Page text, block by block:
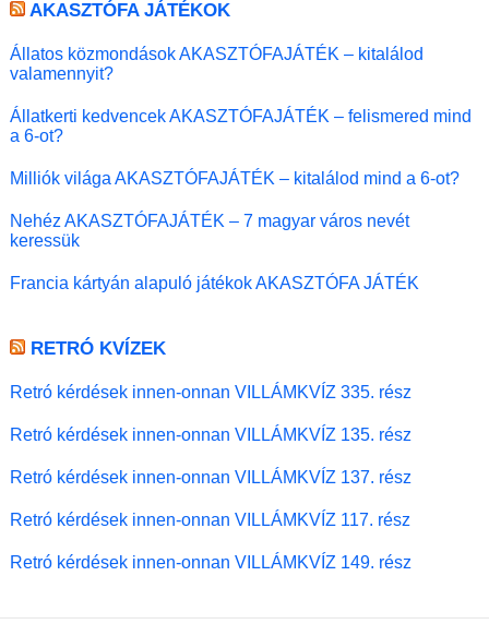
AKASZTÓFA JÁTÉKOK
Állatos közmondások AKASZTÓFAJÁTÉK – kitalálod
valamennyit?
Állatkerti kedvencek AKASZTÓFAJÁTÉK – felismered mind
a 6-ot?
Milliók világa AKASZTÓFAJÁTÉK – kitalálod mind a 6-ot?
Nehéz AKASZTÓFAJÁTÉK – 7 magyar város nevét
keressük
Francia kártyán alapuló játékok AKASZTÓFA JÁTÉK
RETRÓ KVÍZEK
Retró kérdések innen-onnan VILLÁMKVÍZ 335. rész
Retró kérdések innen-onnan VILLÁMKVÍZ 135. rész
Retró kérdések innen-onnan VILLÁMKVÍZ 137. rész
Retró kérdések innen-onnan VILLÁMKVÍZ 117. rész
Retró kérdések innen-onnan VILLÁMKVÍZ 149. rész